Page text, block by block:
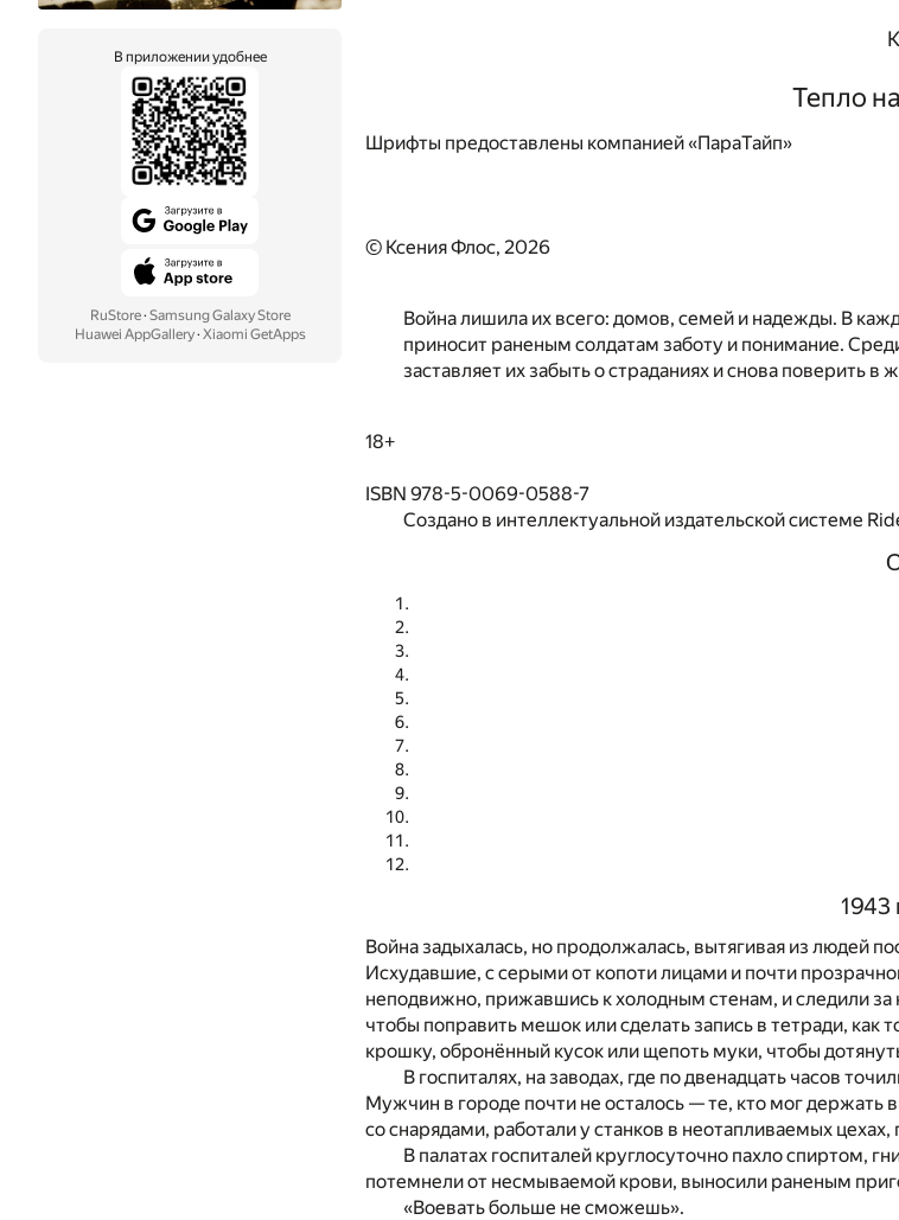
В приложении удобнее
RuStore· Samsung Galaxy Store
Huawei AppGallery· Xiaomi GetApps
Тепло
Шрифты предоставлены компанией «ПараТайп»
© Ксения Флос, 2026
Война лишила их всего: домов, семей и надежды. В
приносит раненым солдатам заботу и понимание.
заставляет их забыть о страданиях и снова поверить в
18+
ISBN 978-5-0069-0588-7
Создано в интеллектуальной издательской системе
1943
Война задыхалась, но продолжалась, вытягивая из людей
Исхудавшие, с серыми от копоти лицами и почти
неподвижно, прижавшись к холодным стенам, и следили
чтобы поправить мешок или сделать запись в тетради, как
крошку, обронённый кусок или щепоть муки, чтобы
В госпиталях, на заводах, где по двенадцать часов
Мужчин в городе почти не осталось — те, кто мог
со снарядами, работали у станков в неотапливаемых
В палатах госпиталей круглосуточно пахло спиртом,
потемнели от несмываемой крови, выносили раненым
«Воевать больше не сможешь».